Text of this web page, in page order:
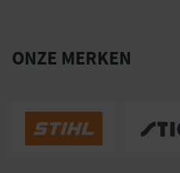
ONZE MERKEN